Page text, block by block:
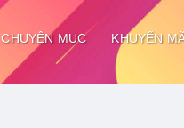
CHUYÊN MỤC KHUYẾN